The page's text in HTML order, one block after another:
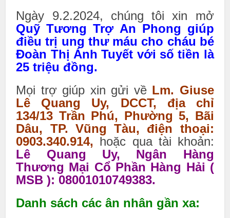
Ngày 9.2.2024, chúng tôi xin mở
Quỹ Tương Trợ An Phong giúp
điều trị ung thư máu cho cháu bé
Đoàn Thị Ánh Tuyết với số tiền là
25 triệu đồng.
Mọi trợ giúp xin gửi về Lm. Giuse
Lê Quang Uy, DCCT, địa chỉ
134/13 Trần Phú, Phường 5, Bãi
Dâu, TP. Vũng Tàu, điện thoại:
0903.340.914, hoặc qua tài khoản:
Lê Quang Uy, Ngân Hàng
Thương Mại Cổ Phần Hàng Hải (
MSB ): 08001010749383.
Danh sách các ân nhân gần xa: